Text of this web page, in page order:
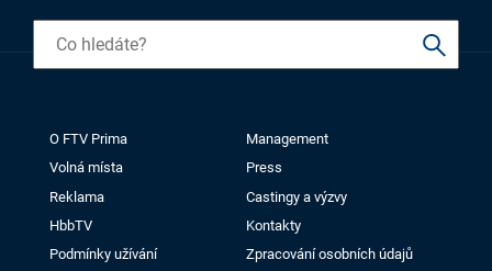
O FTV Prima
Management
Volná místa
Press
Reklama
Castingy a výzvy
HbbTV
Kontakty
Podmínky užívání
Zpracování osobních údajů